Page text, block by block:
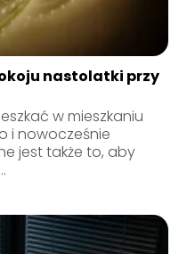
nastolatki przy
w mieszkaniu
i nowocześnie
jest także to, aby